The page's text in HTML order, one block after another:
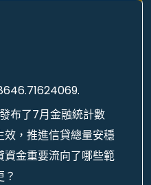
布了7月金融統計數
，推進信貸總量安穩
金重要流向了哪些範